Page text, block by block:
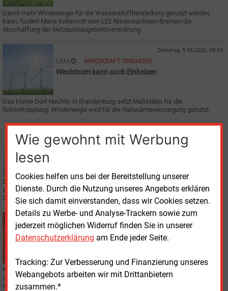
Wie gewohnt mit Werbung
lesen
Cookies helfen uns bei der Bereitstellung unserer
Dienste. Durch die Nutzung unseres Angebots erklären
Sie sich damit einverstanden, dass wir Cookies setzen.
Details zu Werbe- und Analyse-Trackern sowie zum
jederzeit möglichen Widerruf finden Sie in unserer
Datenschutzerklärung am Ende jeder Seite.
Tracking: Zur Verbesserung und Finanzierung unseres
Webangebots arbeiten wir mit Drittanbietern
zusammen.*
Damit mehr Windenergie für die Wasserstoffherstellung genutzt werden
kann, fordert Marie Kollenrott vom LEE Niedersachsen-Bremen die
Abschaffung der Netzausbaugebietsverordnung.
Dienstag, 9.06.2020, 09:03
E&M WINDKRAFT ONSHORE
Windstrom kann auch Einheizen
Das kleine Dorf Nechlin in Brandenburg setzt Maßstäbe für die
Sektorkopplung: Windenergie wird für die Nahwärmeversorgung genutzt.
E&M POLITIK
Die Stimmen derer mehren sich, die auf grüne Konjunkturprogramme für die
Wiederbelebung der Wirtschaft und den Klimaschutz nach Corona setzen.
Dagegen gibt es aber durchaus Widerstände.
E&M SCHWEIZ
Große Windflaute in der Schweiz
Nach 30 Jahren verfügt die Schweiz über eine Windkraftleistung von 75 MW,
der Senegal demnächst auf einen Schlag über 160 MW. Deshalb spricht
Suisse Eole von „einem Entwicklungsland“.